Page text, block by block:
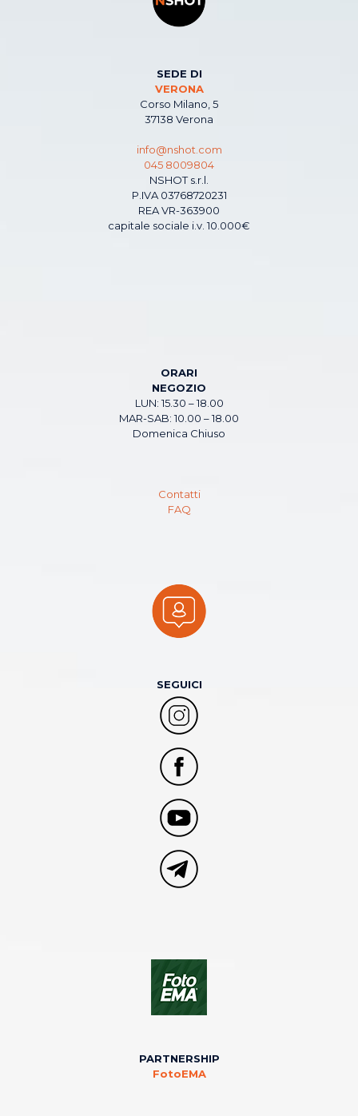
SEDE DI
VERONA
Corso Milano, 5
37138 Verona
info@nshot.com
045 8009804
NSHOT s.r.l.
P.IVA 03768720231
REA VR-363900
capitale sociale i.v. 10.000€
ORARI
NEGOZIO
LUN: 15.30 – 18.00
MAR-SAB: 10.00 – 18.00
Domenica Chiuso
Contatti
FAQ
SEGUICI
PARTNERSHIP
FotoEMA